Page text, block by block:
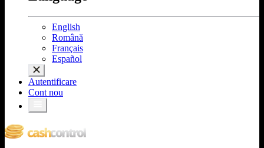
English
Română
Français
Español
Autentificare
Cont nou